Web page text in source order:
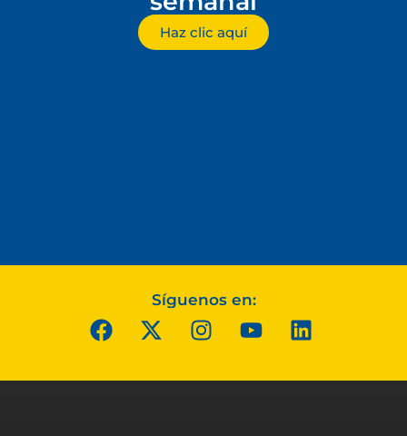
Haz clic aquí
Síguenos en: